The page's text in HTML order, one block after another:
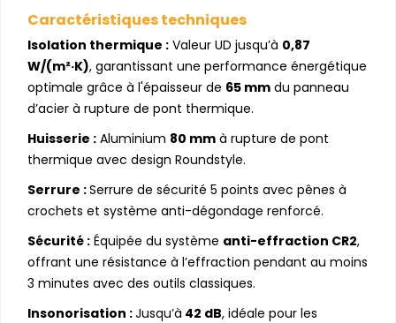
Caractéristiques techniques
Isolation thermique : Valeur UD jusqu’à 0,87
W/(m²·K), garantissant une performance énergétique
optimale grâce à l'épaisseur de 65 mm du panneau
d’acier à rupture de pont thermique.
Huisserie : Aluminium 80 mm à rupture de pont
thermique avec design Roundstyle.
Serrure :Serrure de sécurité 5 points avec pênes à
crochets et système anti-dégondage renforcé.
Sécurité : Équipée du système anti-effraction CR2,
offrant une résistance à l’effraction pendant au moins
3 minutes avec des outils classiques.
Insonorisation :Jusqu’à 42 dB, idéale pour les